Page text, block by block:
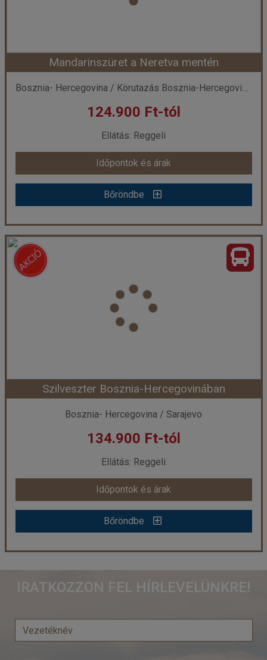
Mandarinszüret a Neretva mentén
124.900 Ft-tól
Ellátás: Reggeli
Időpontok és árak
Bőröndbe
Mandarinszüret a Neretva mentén
Körutazás Bosznia-Hercegovinában
Utazás módja:Busszal
Ellátás:
Reggeli
Szálláskategória:Program szerint
Szobatípus:
Időpont: 2026-10-08 | 3 éj
már 124.900 Ft-tól
Időpontok és árak
Bőröndbe
Szilveszter Bosznia-Hercegovinában
Bosznia- Hercegovina / Sarajevo
134.900 Ft-tól
Ellátás: Reggeli
Időpontok és árak
Bőröndbe
Város:Sarajevo
IRATKOZZON FEL HÍRLEVELÜNKRE!